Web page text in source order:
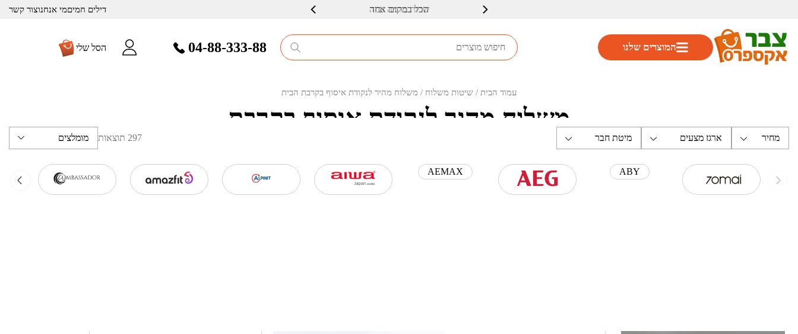
דילים חמיםמי אנחנוצור קשר שרות ברמה גבוה
04-88-333-88 הסל שלי המוצרים שלנו
עמוד הבית / שיטות משלוח / משלוח מהיר לנקודת איסוף בקרבת הבית
משלוח מהיר לנקודת איסוף בקרבת
החבילה תישלח לנקודת איסוף בפריסה ארצית, הקרובה לכתובת שהוזנה בעת ההזמנה.
ברגע שהמשלוח יגיע לנקודה, תישלח אליך הודעת SMS עם פרטי המקום וקוד לאיסוף.
מחיר ארגז מצעים מיטת חבר 297 תוצאות מומלצים
ABY
AEMAX